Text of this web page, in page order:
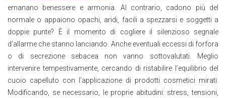
emanano benessere e armonia. Al contrario, cadono più del
normale o appaiono opachi, aridi, facili a spezzarsi e soggetti a
doppie punte? È il momento di cogliere il silenzioso segnale
d’allarme che stanno lanciando. Anche eventuali eccessi di forfora
o di secrezione sebacea non vanno sottovalutati. Meglio
intervenire tempestivamente, cercando di ristabilire l’equilibrio del
cuoio capelluto con l’applicazione di prodotti cosmetici mirati.
Modificando, se necessario, le proprie abitudini: stress, tensioni,